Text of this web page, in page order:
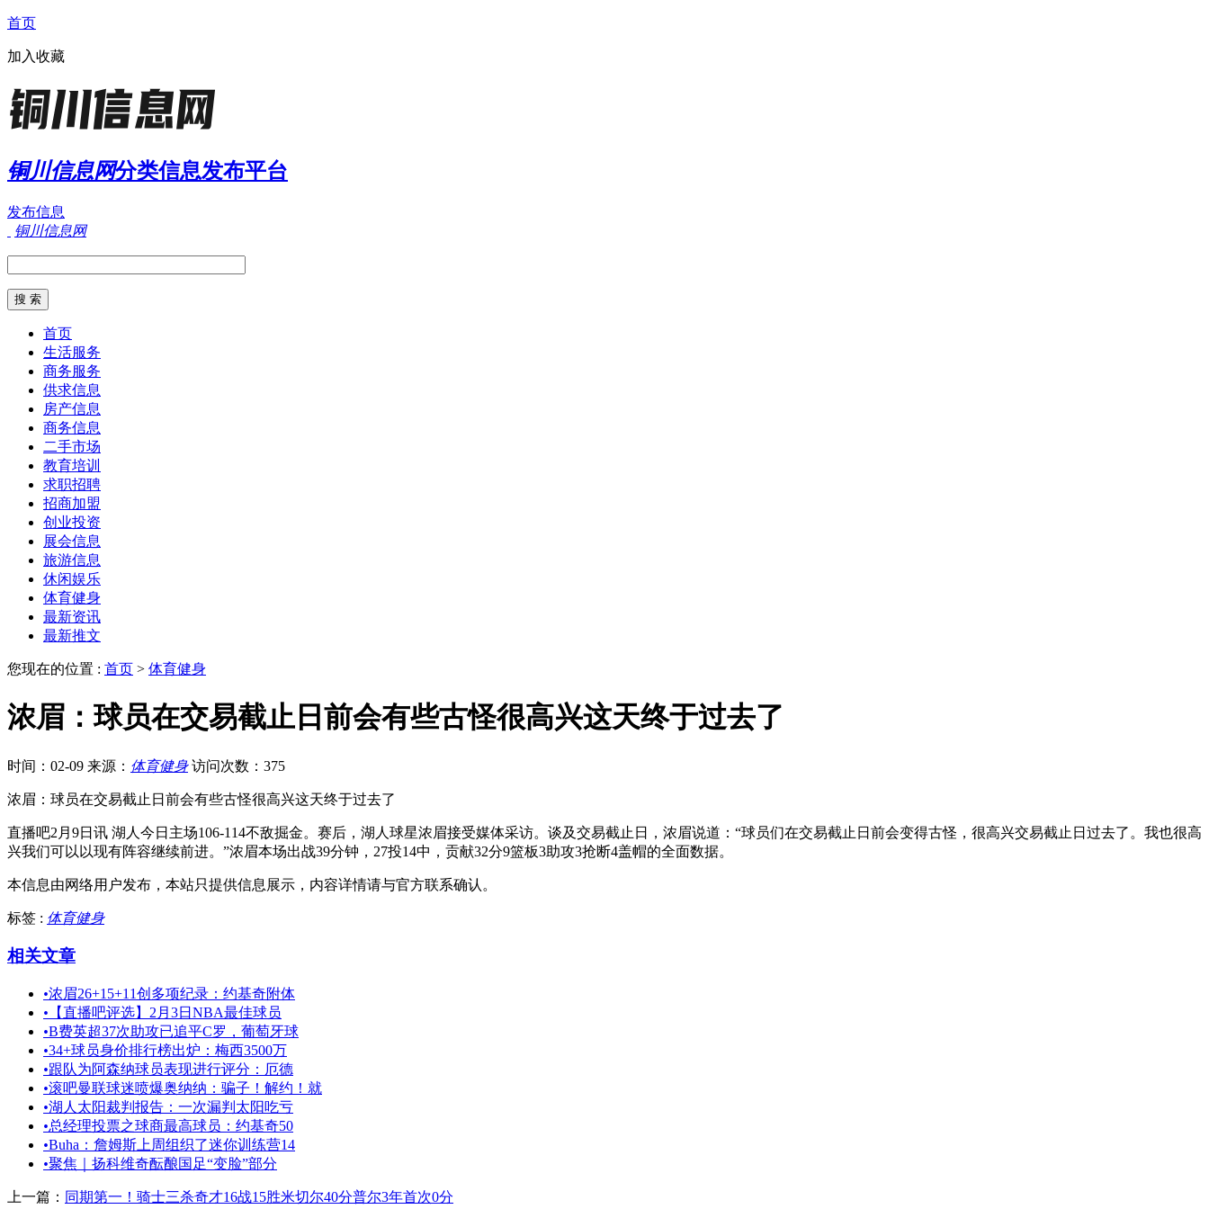
首页
加入收藏
铜川信息网分类信息发布平台
发布信息
铜川信息网
首页
生活服务
商务服务
供求信息
房产信息
商务信息
二手市场
教育培训
求职招聘
招商加盟
创业投资
展会信息
旅游信息
休闲娱乐
体育健身
最新资讯
最新推文
您现在的位置 : 首页 > 体育健身
浓眉：球员在交易截止日前会有些古怪很高兴这天终于过去了
时间：02-09 来源： 体育健身 访问次数：375
浓眉：球员在交易截止日前会有些古怪很高兴这天终于过去了
直播吧2月9日讯 湖人今日主场106-114不敌掘金。赛后，湖人球星浓眉接受媒体采访。谈及交易截止日，浓眉说道：“球员们在交易截止日前会变得古怪，很高兴交易截止日过去了。我也很高
兴我们可以以现有阵容继续前进。”浓眉本场出战39分钟，27投14中，贡献32分9篮板3助攻3抢断4盖帽的全面数据。
本信息由网络用户发布， 本站只提供信息展示，内容详情请与官方联系确认。
标签 : 体育健身
相关文章
•浓眉26+15+11创多项纪录：约基奇附体
• 【直播吧评选】2月3日NBA最佳球员
•B费英超37次助攻已追平C罗，葡萄牙球
•34+球员身价排行榜出炉：梅西3500万
•跟队为阿森纳球员表现进行评分：厄德
•滚吧曼联球迷喷爆奥纳纳：骗子！解约！就
•湖人太阳裁判报告：一次漏判太阳吃亏
•总经理投票之球商最高球员：约基奇50
•Buha：詹姆斯上周组织了迷你训练营14
•聚焦｜扬科维奇酝酿国足“变脸”部分
上一篇： 同期第一！骑士三杀奇才16战15胜米切尔40分普尔3年首次0分